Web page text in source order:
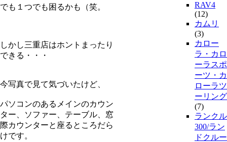
でも１つでも困るかも（笑。
しかし三重店はホントまったり
できる・・・
今写真で見て気づいたけど、
パソコンのあるメインのカウン
ター、ソファー、テーブル、窓
際カウンターと座るところだら
けです。
RAV4
(12)
カムリ
(3)
カロー
ラ・カロ
ーラスポ
ーツ・カ
ローラツ
ーリング
(7)
ランクル
300/ラン
ドクルー